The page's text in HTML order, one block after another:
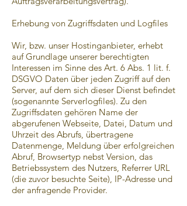
Erhebung von Zugriffsdaten und Logfiles
Wir, bzw. unser Hostinganbieter, erhebt
auf Grundlage unserer berechtigten
Interessen im Sinne des Art. 6 Abs. 1 lit. f.
DSGVO Daten über jeden Zugriff auf den
Server, auf dem sich dieser Dienst befindet
(sogenannte Serverlogfiles). Zu den
Zugriffsdaten gehören Name der
abgerufenen Webseite, Datei, Datum und
Uhrzeit des Abrufs, übertragene
Datenmenge, Meldung über erfolgreichen
Abruf, Browsertyp nebst Version, das
Betriebssystem des Nutzers, Referrer URL
(die zuvor besuchte Seite), IP-Adresse und
der anfragende Provider.